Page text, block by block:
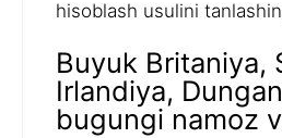
hisoblash usulini
Buyuk Britaniya,
Irlandiya,
bugungi namoz